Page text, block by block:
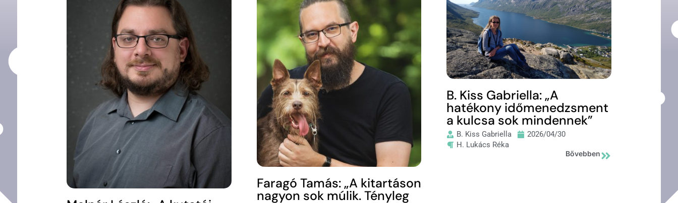
Faragó Tamás: „A kitartáson
nagyon sok múlik. Tényleg
B. Kiss Gabriella: „A
hatékony időmenedzsment
a kulcsa sok mindennek”
B. Kiss Gabriella
2026/04/30
H. Lukács Réka
Bővebben